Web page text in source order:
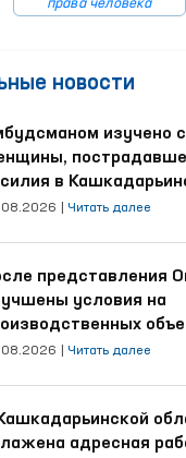
права человека
новости
изучено
в
Читать далее
представления
условия на
осуждённые
Читать далее
адресная